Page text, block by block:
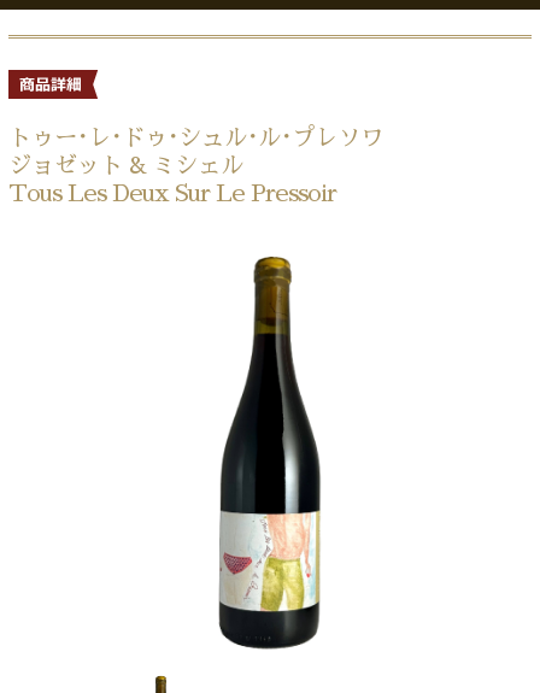
トゥー･レ･ドゥ･シュル･ル･プレソワ
ジョゼット & ミシェル
Tous Les Deux Sur Le Pressoir